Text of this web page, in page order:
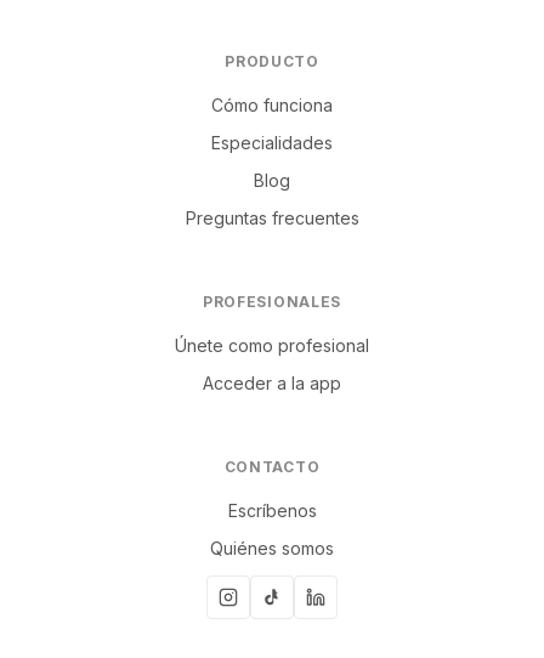
PRODUCTO
Cómo funciona
Especialidades
Blog
Preguntas frecuentes
PROFESIONALES
Únete como profesional
Acceder a la app
CONTACTO
Escríbenos
Quiénes somos